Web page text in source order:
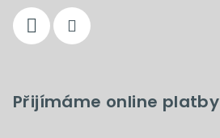
Přijímáme online platby